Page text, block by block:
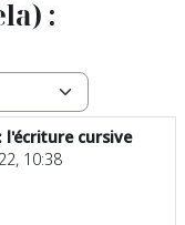
:
l'écriture cursive
10:38